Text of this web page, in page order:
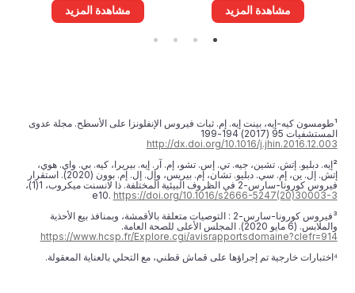
مشاهدة المزيد مشاهدة المزيد
¹طومسون كيه-إيه، بينت إيه. إم. ثبات فيروس الإنفلونزا على الأسطح. مجلة عدوى
المستشفيات 95 (2017) 194-199
http://dx.doi.org/10.1016/j.jhin.2016.12.003
²إيه. دبليو. إتش. تشين، جيه. تي. إس. تشو، إم. آر. إيه. بيريرا، كيه. بي. واي. هوي،
إتش. إل. ين، إم. سي. دبليو. تشان، إم. بيريس، وإل. إل. إم. بوون (2020). استقرار
فيروس كورونا-سارس-2 في الظروف البيئية المختلفة. ذا لانسنت ميكروب، 1(1)،‏
e10. https://doi.org/10.1016/s2666-5247(20)30003-3
³فيروس كورونا-سارس-2 : التوصيات متعلقة بالأقمشة، وبمنافذ بيع الأحذية
والملابس. (6 مايو 2020). المجلس الأعلى للصحة العامة.
https://www.hcsp.fr/Explore.cgi/avisrapportsdomaine?clefr=914
⁴اختبارات خارجية تم إجراؤها على قماش قطني، مع التحلي بالعناية المعقولة.